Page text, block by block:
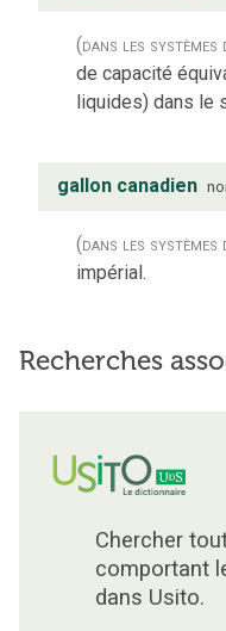
(dans les systèmes
de capacité
liquides) dans le
gallon canadien
(dans les systèmes
impérial.
Recherches
Chercher
comportant
dans Usito.